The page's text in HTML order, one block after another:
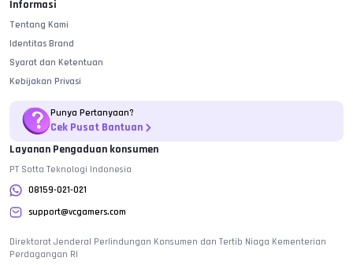
Informasi
Tentang Kami
Identitas Brand
Syarat dan Ketentuan
Kebijakan Privasi
Punya Pertanyaan?
Cek Pusat Bantuan
Layanan Pengaduan konsumen
PT Sotta Teknologi Indonesia
08159-021-021
support@vcgamers.com
Direktorat Jenderal Perlindungan Konsumen dan Tertib Niaga Kementerian
Perdagangan RI